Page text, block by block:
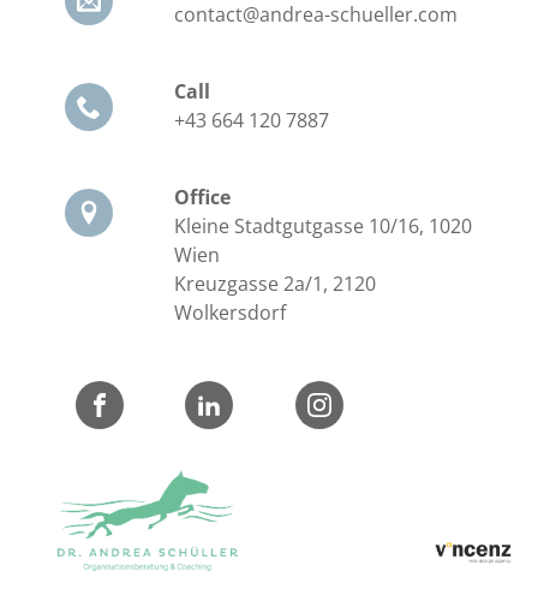
contact@andrea-schueller.com
Call
+43 664 120 7887
Office
Kleine Stadtgutgasse 10/16, 1020
Wien
Kreuzgasse 2a/1, 2120
Wolkersdorf